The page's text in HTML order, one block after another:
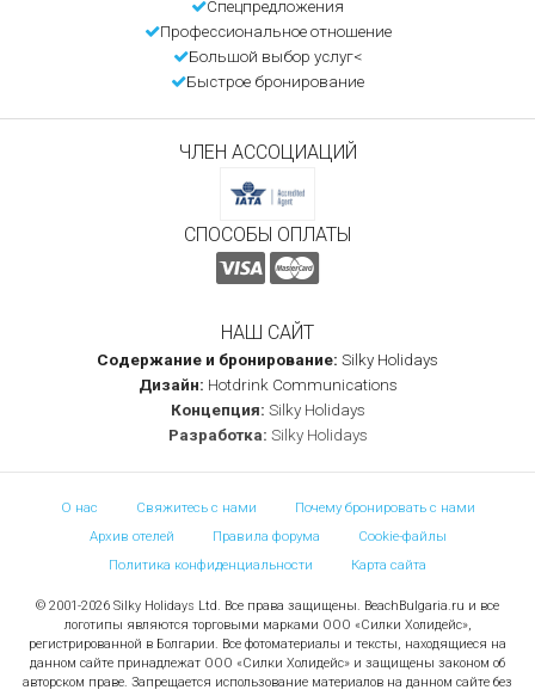
Спецпредложения
Профессиональное отношение
Большой выбор услуг<
Быстрое бронирование
ЧЛЕН АССОЦИАЦИЙ
СПОСОБЫ ОПЛАТЫ
НАШ САЙТ
Содержание и бронирование: Silky Holidays
Дизайн: Hotdrink Communications
Концепция: Silky Holidays
Разработка: Silky Holidays
О нас Свяжитесь с нами
Почему бронировать с нами
Архив отелей
Правила форума
Cookie-файлы
Политика конфиденциальности
Карта сайта
© 2001-2026 Silky Holidays Ltd. Все права защищены. BeachBulgaria.ru и все
логотипы являются торговыми марками ООО «Силки Холидейс»,
регистрированной в Болгарии. Все фотоматериалы и тексты, находящиеся на
данном сайте принадлежат ООО «Силки Холидейс» и защищены законом об
авторском праве. Запрещается использование материалов на данном сайте без